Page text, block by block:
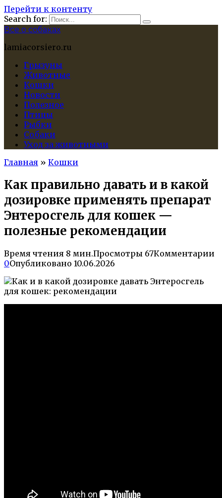
Перейти к контенту
Search for:
Все о собаках
lamiacorsiero.ru
Грызуны
Животные
Кошки
Новости
Полезное
Птицы
Рыбки
Собаки
Уход за животными
Главная » Кошки
Как правильно давать и в какой
дозировке применять препарат
Энтеросгель для кошек —
полезные рекомендации
Время чтения 8 мин.Просмотры 67Комментарии
0Опубликовано 10.06.2026